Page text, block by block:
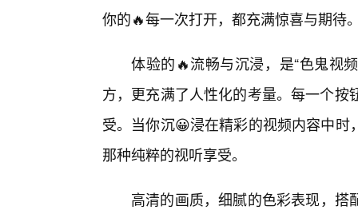
你的🔥每一次打开，都充满惊喜与期待
体验的🔥流畅与沉浸，是“色鬼视
方，更充满了人性化的考量。每一个
受。当你沉😀浸在精彩的视频内容中
那种纯粹的视听享受。
高清的画质，细腻的色彩表现，